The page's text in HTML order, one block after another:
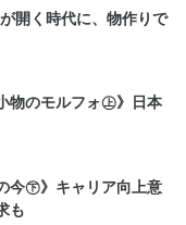
開く時代に、物作りで
物のモルフォ㊤》日本
今㊦》キャリア向上意
も